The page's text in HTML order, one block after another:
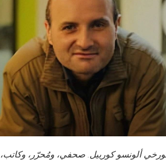
ألونسو كورييل. صحفي، ومُحرّر، وكاتب،